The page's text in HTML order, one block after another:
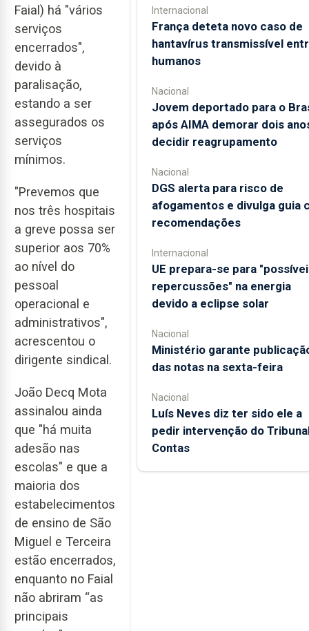
Faial) há "vários
serviços
encerrados",
devido à
paralisação,
estando a ser
assegurados os
serviços
mínimos.
"Prevemos que
nos três hospitais
a greve possa ser
superior aos 70%
ao nível do
pessoal
operacional e
administrativos",
acrescentou o
dirigente sindical.
João Decq Mota
assinalou ainda
que "há muita
adesão nas
escolas" e que a
maioria dos
estabelecimentos
de ensino de São
Miguel e Terceira
estão encerrados,
enquanto no Faial
não abriram “as
principais
Internacional
França deteta novo caso de
hantavírus transmissível
humanos
Nacional
Jovem deportado para o
após AIMA demorar dois
decidir reagrupamento
Nacional
DGS alerta para risco de
afogamentos e divulga guia
recomendações
Internacional
UE prepara-se para
repercussões" na energia
devido a eclipse solar
Nacional
Ministério garante
das notas na sexta-feira
Nacional
Luís Neves diz ter sido ele a
pedir intervenção do
Contas